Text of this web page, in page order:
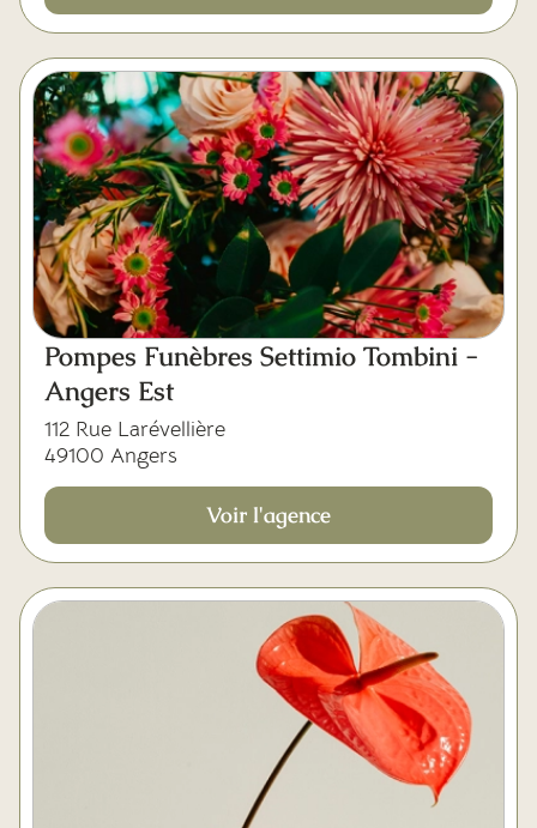
Pompes Funèbres Settimio Tombini -
Angers Est
112 Rue Larévellière
49100 Angers
Voir l'agence